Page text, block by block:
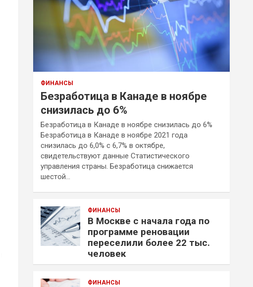
ФИНАНСЫ
Безработица в Канаде в ноябре
снизилась до 6%
Безработица в Канаде в ноябре снизилась до 6%
Безработица в Канаде в ноябре 2021 года
снизилась до 6,0% с 6,7% в октябре,
свидетельствуют данные Статистического
управления страны. Безработица снижается
шестой…
ФИНАНСЫ
В Москве с начала года по
программе реновации
переселили более 22 тыс.
человек
ФИНАНСЫ